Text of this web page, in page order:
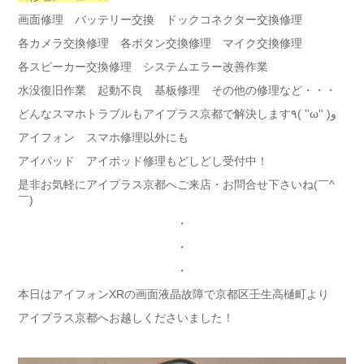
画面修理 バッテリー交換 ドックコネクター交換修理
各カメラ交換修理 各ボタン交換修理 マイク交換修理
各スピーカー交換修理 システムエラー改善作業
水没復旧作業 起動不良 基板修理 その他の修理など・・・
どんなスマホトラブルもアイプラス京都で解決します٩( ''ω'' )و
アイフォン スマホ修理以外にも
アイパッド アイポッド修理もどしどし受付中！
是非お気軽にアイプラス京都へご来店・お問合せ下さいね(￣^
￣)ゞ
・
・
・
本日はアイフォンXRの画面液晶故障で京都区壬生高樋町より
アイプラス京都へお越しくださいました！